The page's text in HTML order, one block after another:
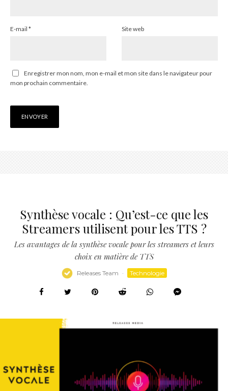
E-mail * Site web
Enregistrer mon nom, mon e-mail et mon site dans le navigateur pour
mon prochain commentaire.
Synthèse vocale : Qu’est-ce que les
Streamers utilisent pour les TTS ?
Les avantages de la synthèse vocale pour les streamers et leurs
choix en matière de TTS
Releases Team · Technologie